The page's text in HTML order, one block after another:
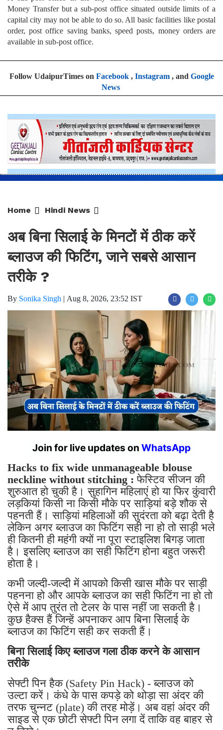
Money Transfer but a sub-post office situated outside limits of a
capital city may not be able to do so. All basic facilities like postal
order, post office saving banks, speed posts, money orders are
available in sub-post office.
News
अब बिना सिलाई के मिनटों में ठीक करें
ब्लाउज की फिटिंग, जाने सबसे आसान
तरीके ?
Hacks to fix wide unmanageable blouse
neckline without stitching :फेस्टिव सीजन की
शुरुआत हो चुकी है। सुहागिन महिलाएं हो या फिर कुंवारी
लड़कियां किसी ना किसी मौके पर साड़ियां बड़े शौक से
पहनती हैं। साड़ियां महिलाओं की सुदंरता को बढ़ा देती है
लेकिन अगर ब्लाउज का फिटिंग सही ना हो तो साड़ी भले
ही कितनी ही महंगी क्यों ना पूरा स्टाइलिश बिगड़ जाता
है। इसलिए ब्लाउज का सही फिटिंग होना बहुत जरूरी
होता है।
कभी जल्दी-जल्दी में आपको किसी खास मौके पर साड़ी
पहनना हो और आपके ब्लाउज का सही फिटिंग ना हो तो
ऐसे में आप तुरंत तो टेलर के पास नहीं जा सकती है।
कुछ हैक्स हैं जिन्हें अपनाकर आप बिना सिलाई के
ब्लाउज का फिटिंग सही कर सकती हैं।
बिना सिलाई किए ब्लाउज गला ठीक करने के आसान
तरीके
सेफ्टी पिन हैक (Safety Pin Hack) - ब्लाउज को
उल्टा करें। कंधे के पास कपड़े को थोड़ा सा अंदर की
तरफ चुन्नट (plate) की तरह मोड़ें। अब वहां अंदर की
साइड से एक छोटी सेफ्टी पिन लगा दें ताकि वह बाहर से
न दिखे।